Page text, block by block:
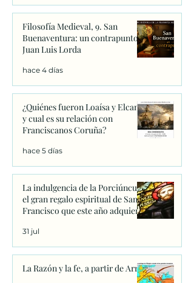
Filosofía Medieval, 9. San
Buenaventura: un contrapunto.
Juan Luis Lorda
hace 4 días
¿Quiénes fueron Loaísa y Elcano
y cual es su relación con
Franciscanos Coruña?
hace 5 días
La indulgencia de la Porciúncula:
el gran regalo espiritual de San
Francisco que este año adquiere
31 jul
La Razón y la fe, a partir de Arrio